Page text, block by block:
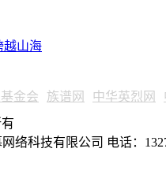
山海
金会 族谱网 中华英烈网
络科技有限公司 电话：